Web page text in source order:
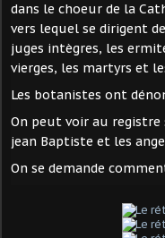
dans le choeur de la
vers lequel se dirigent
juges intègres, les
vierges, les martyrs et
Les botanistes ont
On peut voir au
jean Baptiste et les
On se demande